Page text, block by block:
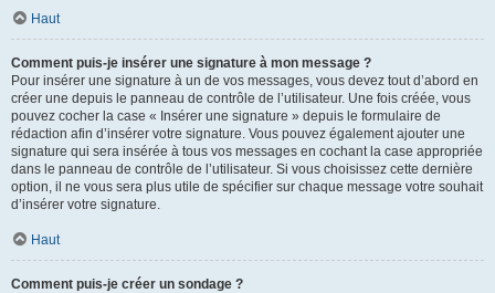
Haut
Comment puis-je insérer une signature à mon message ?
Pour insérer une signature à un de vos messages, vous devez tout d’abord en
créer une depuis le panneau de contrôle de l’utilisateur. Une fois créée, vous
pouvez cocher la case « Insérer une signature » depuis le formulaire de
rédaction afin d’insérer votre signature. Vous pouvez également ajouter une
signature qui sera insérée à tous vos messages en cochant la case appropriée
dans le panneau de contrôle de l’utilisateur. Si vous choisissez cette dernière
option, il ne vous sera plus utile de spécifier sur chaque message votre souhait
d’insérer votre signature.
Haut
Comment puis-je créer un sondage ?